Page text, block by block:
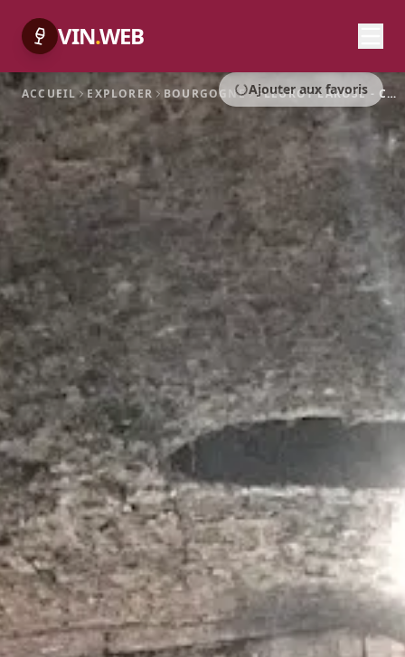
VIN.WEB
ACCUEIL EXPLORER BOURGOGNE FLEUROT LAROSE - CHÂTEAU DU PASSE TEMPS
Ajouter aux favoris